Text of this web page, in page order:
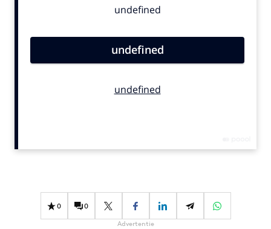
Contentmarketing
Effectiviteit
Gedragsverandering
0 0
Advertentie